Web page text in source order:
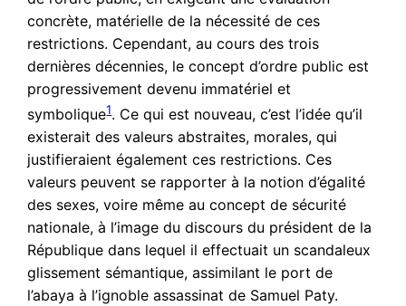
concrète, matérielle de la nécessité de ces
restrictions. Cependant, au cours des trois
dernières décennies, le concept d’ordre public est
progressivement devenu immatériel et
symbolique1. Ce qui est nouveau, c’est l’idée qu’il
existerait des valeurs abstraites, morales, qui
justifieraient également ces restrictions. Ces
valeurs peuvent se rapporter à la notion d’égalité
des sexes, voire même au concept de sécurité
nationale, à l’image du discours du président de la
République dans lequel il effectuait un scandaleux
glissement sémantique, assimilant le port de
l’abaya à l’ignoble assassinat de Samuel Paty.